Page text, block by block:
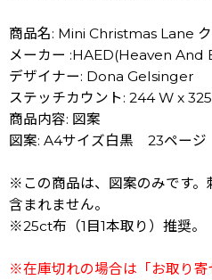
商品名: Mini Christmas Lane
メーカー :HAED(Heaven And
デザイナー: Dona Gelsinger
ステッチカウント: 244 W x
商品内容: 図案
図案: A4サイズ白黒 23ページ
※この商品は、図案のみです。
含まれません。
※25ct布（1目1本取り）推奨。
※在庫切れの場合は「お取り寄